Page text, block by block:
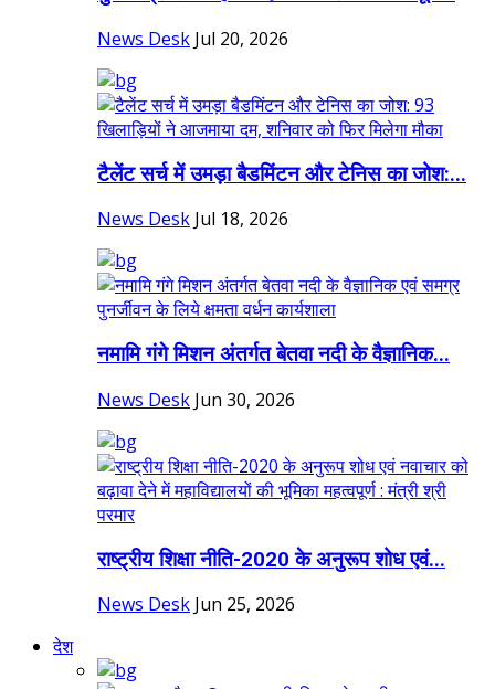
News Desk Jul 20, 2026
टैलेंट सर्च में उमड़ा बैडमिंटन और टेनिस का जोश:...
News Desk Jul 18, 2026
नमामि गंगे मिशन अंतर्गत बेतवा नदी के वैज्ञानिक...
News Desk Jun 30, 2026
राष्ट्रीय शिक्षा नीति-2020 के अनुरूप शोध एवं...
News Desk Jun 25, 2026
देश